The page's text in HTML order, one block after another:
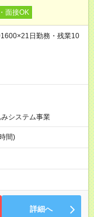
面接OK
日勤務・残業10
システム事業
間)
詳細へ